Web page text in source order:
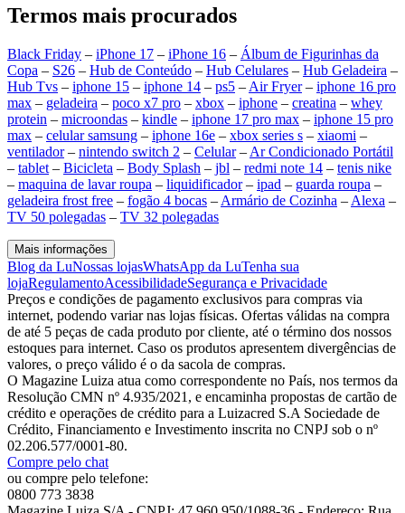
Termos mais procurados
Black Friday – iPhone 17 – iPhone 16 – Álbum de Figurinhas da
Copa – S26 – Hub de Conteúdo – Hub Celulares – Hub Geladeira –
Hub Tvs – iphone 15 – iphone 14 – ps5 – Air Fryer– iphone 16 pro
max – geladeira – poco x7 pro – xbox – iphone – creatina – whey
protein – microondas – kindle – iphone 17 pro max – iphone 15 pro
max – celular samsung – iphone 16e – xbox series s – xiaomi –
ventilador– nintendo switch 2 – Celular– Ar Condicionado Portátil
– tablet – Bicicleta – Body Splash – jbl – redmi note 14 – tenis nike
– maquina de lavar roupa – liquidificador– ipad – guarda roupa –
geladeira frost free – fogão 4 bocas – Armário de Cozinha – Alexa –
TV 50 polegadas – TV 32 polegadas
Mais informações
Blog da LuNossas lojasWhatsApp da LuTenha sua
lojaRegulamentoAcessibilidadeSegurança e Privacidade
Preços e condições de pagamento exclusivos para compras via
internet, podendo variar nas lojas físicas. Ofertas válidas na compra
de até 5 peças de cada produto por cliente, até o término dos nossos
estoques para internet. Caso os produtos apresentem divergências de
valores, o preço válido é o da sacola de compras.
O Magazine Luiza atua como correspondente no País, nos termos da
Resolução CMN nº 4.935/2021, e encaminha propostas de cartão de
crédito e operações de crédito para a Luizacred S.A Sociedade de
Crédito, Financiamento e Investimento inscrita no CNPJ sob o nº
02.206.577/0001-80.
Compre pelo chat
ou compre pelo telefone:
0800 773 3838